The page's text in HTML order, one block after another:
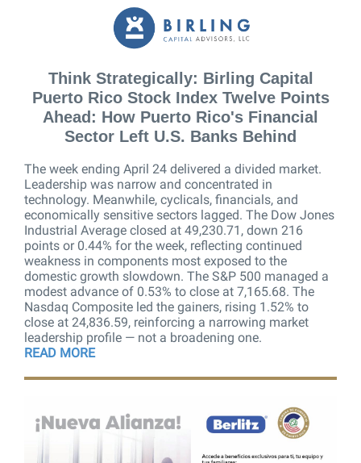
Think Strategically: Birling Capital
Puerto Rico Stock Index Twelve Points
Ahead: How Puerto Rico's Financial
Sector Left U.S. Banks Behind
The week ending April 24 delivered a divided market.
Leadership was narrow and concentrated in
technology. Meanwhile, cyclicals, financials, and
economically sensitive sectors lagged. The Dow Jones
Industrial Average closed at 49,230.71, down 216
points or 0.44% for the week, reflecting continued
weakness in components most exposed to the
domestic growth slowdown. The S&P 500 managed a
modest advance of 0.53% to close at 7,165.68. The
Nasdaq Composite led the gainers, rising 1.52% to
close at 24,836.59, reinforcing a narrowing market
leadership profile — not a broadening one.
READ MORE